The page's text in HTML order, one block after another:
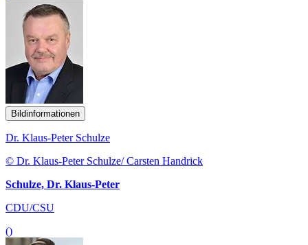
Bildinformationen
Dr. Klaus-Peter Schulze
© Dr. Klaus-Peter Schulze/ Carsten Handrick
Schulze, Dr. Klaus-Peter
CDU/CSU
()